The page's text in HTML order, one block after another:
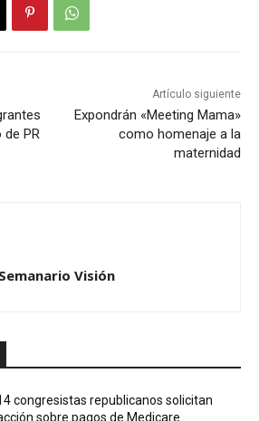
PR
Artículo siguiente
Expondrán «Meeting Mama»
como homenaje a la
maternidad
Semanario Visión
congresistas republicanos solicitan
sobre pagos de Medicare